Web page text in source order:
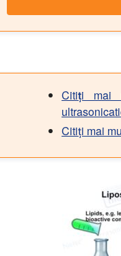
Citiți mai
Citiți mai